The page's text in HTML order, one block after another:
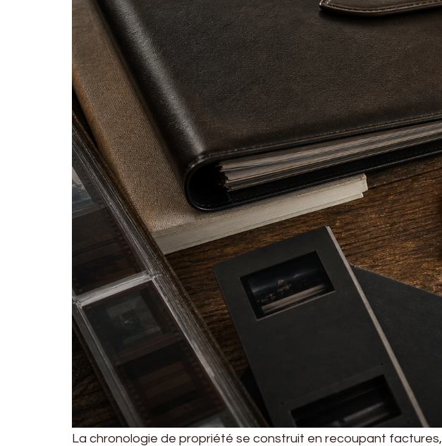
La chronologie de propriété se construit en recoupant